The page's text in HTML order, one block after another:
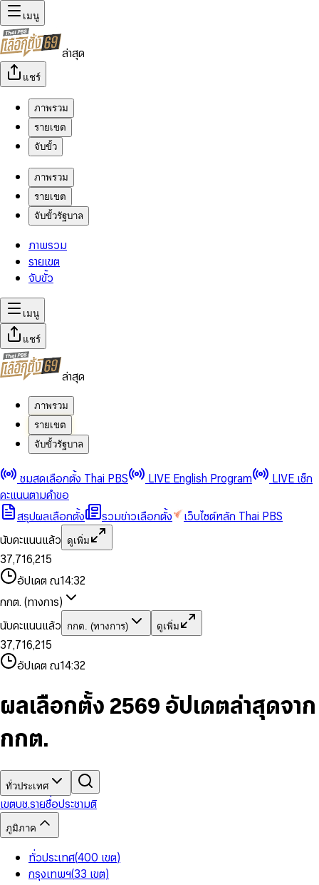
เมนู
ล่าสุด
แชร์
ภาพรวม
รายเขต
จับขั้ว
ภาพรวม
รายเขต
จับขั้วรัฐบาล
ภาพรวม
รายเขต
จับขั้ว
เมนู
แชร์
ล่าสุด
ภาพรวม
รายเขต
จับขั้วรัฐบาล
ชมสดเลือกตั้ง Thai PBS LIVE English Program
LIVE เช็ก
คะแนนตามคำขอ
สรุปผลเลือกตั้ง
รวมข่าวเลือกตั้ง
เว็บไซต์หลัก Thai PBS
นับคะแนนแล้ว
ดูเพิ่ม
0
1
2
3
4
5
6
8
9
0
1
2
3
4
5
6
7
8
9
,
0
1
2
4
6
7
8
9
0
1
2
3
4
5
6
7
8
9
0
1
3
5
6
7
8
9
,
1
2
4
5
7
8
9
0
1
3
4
6
7
8
9
0
2
3
4
5
7
8
อัปเดต ณ14:32
กกต. (ทางการ)
นับคะแนนแล้ว
กกต. (ทางการ) ดูเพิ่ม
0
1
2
3
4
5
7
8
0
1
2
4
5
6
7
8
9
,
0
1
2
4
6
7
8
9
0
1
2
3
5
6
8
9
0
1
3
5
6
7
8
,
1
2
4
6
7
9
0
1
3
5
6
8
9
0
2
3
4
5
7
9
อัปเดต ณ14:32
ผลเลือกตั้ง 2569 อัปเดตล่าสุดจาก
กกต.
ทั่วประเทศ
เขตบช.รายชื่อประชามติ
ภูมิภาค
ทั่วประเทศ(400 เขต)
กรุงเทพฯ(33 เขต)